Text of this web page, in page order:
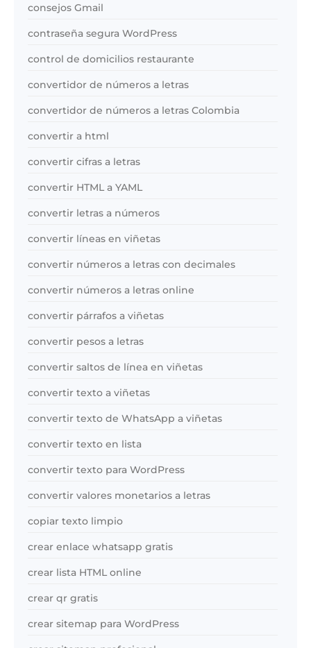
consejos Gmail
contraseña segura WordPress
control de domicilios restaurante
convertidor de números a letras
convertidor de números a letras Colombia
convertir a html
convertir cifras a letras
convertir HTML a YAML
convertir letras a números
convertir líneas en viñetas
convertir números a letras con decimales
convertir números a letras online
convertir párrafos a viñetas
convertir pesos a letras
convertir saltos de línea en viñetas
convertir texto a viñetas
convertir texto de WhatsApp a viñetas
convertir texto en lista
convertir texto para WordPress
convertir valores monetarios a letras
copiar texto limpio
crear enlace whatsapp gratis
crear lista HTML online
crear qr gratis
crear sitemap para WordPress